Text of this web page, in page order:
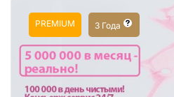
PREMIUM 3 Года